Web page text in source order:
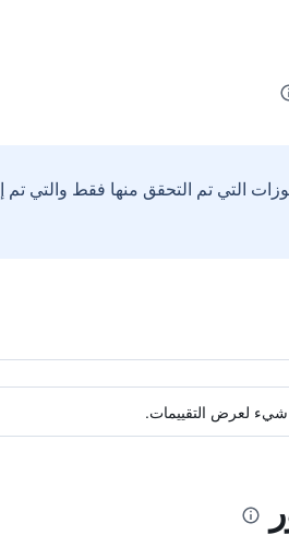
التي تم التحقق منها فقط والتي
شيء لعرض التقييمات.